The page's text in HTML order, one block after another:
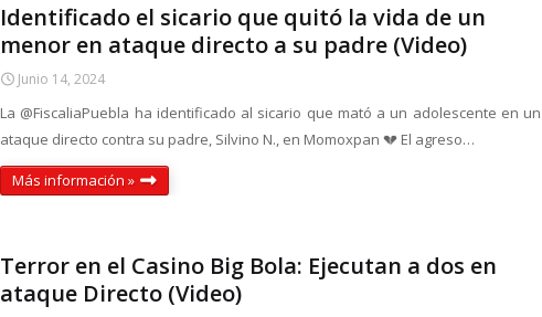
Identificado el sicario que quitó la vida de un
menor en ataque directo a su padre (Video)
Junio 14, 2024
La @FiscaliaPuebla ha identificado al sicario que mató a un adolescente en un
ataque directo contra su padre, Silvino N., en Momoxpan 💔 El agreso…
Más información »
Terror en el Casino Big Bola: Ejecutan a dos en
ataque Directo (Video)